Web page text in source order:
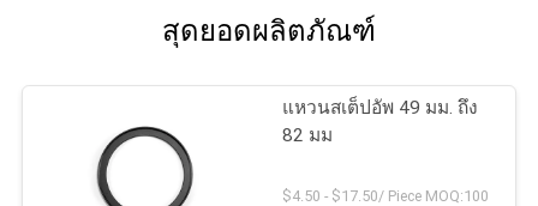
สุดยอดผลิตภัณฑ์
แหวนสเต็ปอัพ 49 มม. ถึง
82 มม
$4.50 - $17.50/ Piece MOQ:100